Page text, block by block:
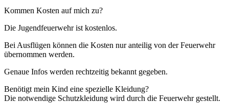
Kommen Kosten auf mich zu?
Die Jugendfeuerwehr ist kostenlos.
Bei Ausflügen können die Kosten nur anteilig von der Feuerwehr
übernommen werden.
Genaue Infos werden rechtzeitig bekannt gegeben.
Benötigt mein Kind eine spezielle Kleidung?
Die notwendige Schutzkleidung wird durch die Feuerwehr gestellt.